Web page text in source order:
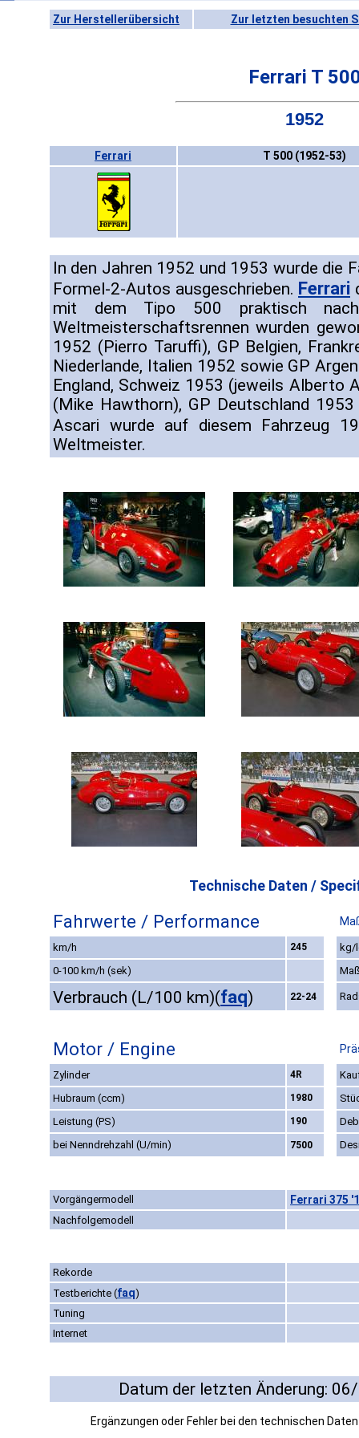
Zur Herstellerübersicht Zur letzten besuchten
Ferrari T
1952
Ferrari T 500 (1952-53)
In den Jahren 1952 und 1953 wurde die
Formel-2-Autos ausgeschrieben. Ferrari
mit dem Tipo 500 praktisch
Weltmeisterschaftsrennen wurden
1952 (Pierro Taruffi), GP Belgien,
Niederlande, Italien 1952 sowie GP
England, Schweiz 1953 (jeweils Alberto
(Mike Hawthorn), GP Deutschland
Ascari wurde auf diesem Fahrzeug
Weltmeister.
Technische Daten /
Fahrwerte / Performance
km/h 245
kg/
0-100 km/h (sek)
Verbrauch (L/100 km)(faq) 22-24
Motor / Engine
Zylinder 4R
Hubraum (ccm)
1980
Leistung (PS)
190
bei Nenndrehzahl (U/min)
7500
Vorgängermodell Ferrari 375
Nachfolgemodell
Rekorde
Testberichte (faq)
Tuning
Internet
Datum der letzten Änderung:
Ergänzungen oder Fehler bei den technischen